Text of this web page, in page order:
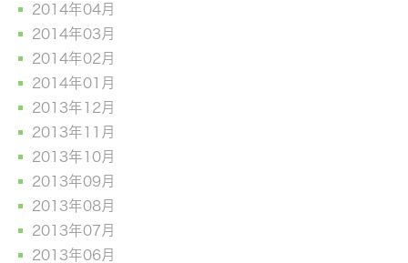
2014年04月
2014年03月
2014年02月
2014年01月
2013年12月
2013年11月
2013年10月
2013年09月
2013年08月
2013年07月
2013年06月